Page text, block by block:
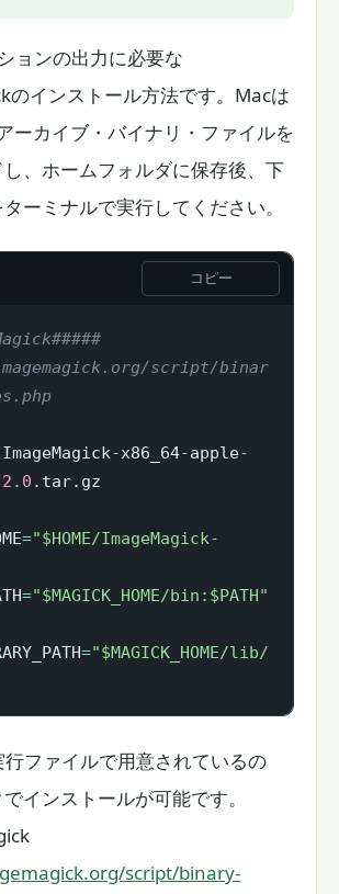
ョンの出力に必要な
インストール方法です。Macは
ーカイブ・バイナリ・ファイルを
、ホームフォルダに保存後、下
ーミナルで実行してください。
コピー
script/binar
-x86_64-apple-
2.0 .tar.gz
="$HOME/ImageMagick-
="$MAGICK_HOME/bin:$PATH"
="$MAGICK_HOME/lib/
ファイルで用意されているの
インストールが可能です。
script/binary-